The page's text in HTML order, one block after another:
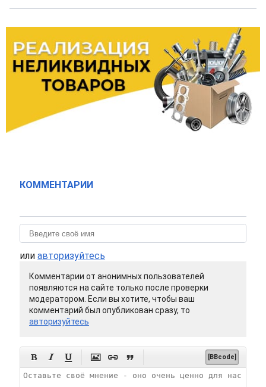
КОММЕНТАРИИ
или авторизуйтесь
Комментарии от анонимных пользователей
появляются на сайте только после проверки
модератором. Если вы хотите, чтобы ваш
комментарий был опубликован сразу, то
авторизуйтесь
      [BBcode]